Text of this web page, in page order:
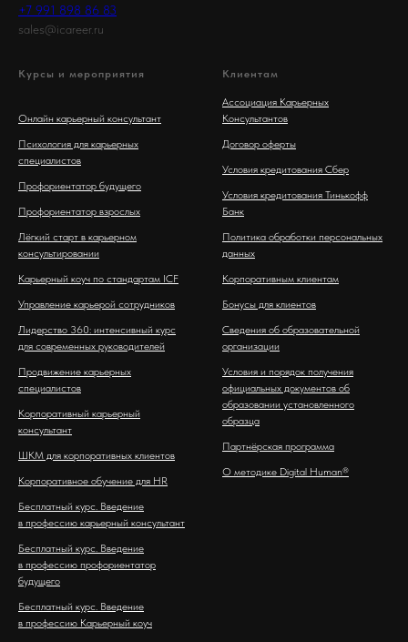
+7 991 898 86 83
sales@icareer.ru
Курсы и мероприятия
Онлайн карьерный консультант
Психология для карьерных
специалистов
Профориентатор будущего
Профориентатор взрослых
Лёгкий старт в карьерном
консультировании
Карьерный коуч по стандартам ICF
Управление карьерой сотрудников
Лидерство 360: интенсивный курс
для современных руководителей
Продвижение карьерных
специалистов
Корпоративный карьерный
консультант
ШКМ для корпоративных клиентов
Корпоративное обучение для HR
Бесплатный курс. Введение
в профессию карьерный консультант
Бесплатный курс. Введение
в профессию профориентатор
будущего
Бесплатный курс. Введение
в профессию Карьерный коуч
Клиентам
Ассоциация Карьерных
Консультантов
Договор оферты
Условия кредитования Сбер
Условия кредитования Тинькофф
Банк
Политика обработки персональных
данных
Корпоративным клиентам
Бонусы для клиентов
Сведения об образовательной
организации
Условия и порядок получения
официальных документов об
образовании установленного
образца
Партнёрская программа
О методике Digital Human®